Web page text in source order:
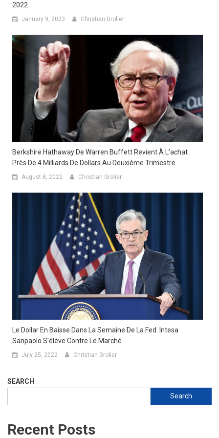
2022
January 9, 2023 Christian Grolier
Berkshire Hathaway De Warren Buffett Revient À L’achat :
Près De 4 Milliards De Dollars Au Deuxième Trimestre
August 8, 2022 Christian Grolier
Le Dollar En Baisse Dans La Semaine De La Fed. Intesa
Sanpaolo S’élève Contre Le Marché
July 25, 2022 Christian Grolier
SEARCH
Search
Recent Posts